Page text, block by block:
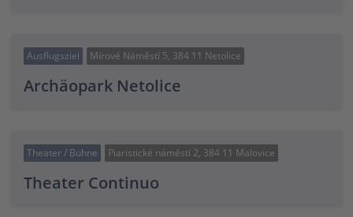
Ausflugsziel Mírové Náměstí 5, 384 11 Netolice
Archäopark Netolice
Theater / Bühne Piaristické náměstí 2, 384 11 Malovice
Theater Continuo